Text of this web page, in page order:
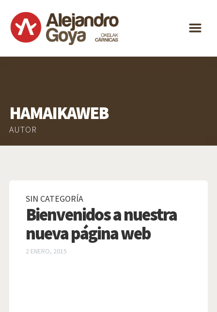
m
ALEJANDRO
GOYA
CONTACTO
ES
EU
HAMAIKAWEB
AUTOR
SIN CATEGORÍA
Bienvenidos a nuestra
nueva página web
2 ENERO, 2015